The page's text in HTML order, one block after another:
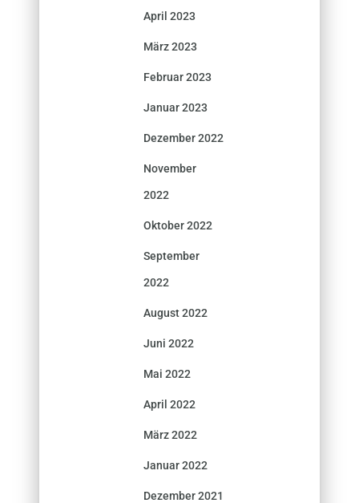
April 2023
März 2023
Februar 2023
Januar 2023
Dezember 2022
November
2022
Oktober 2022
September
2022
August 2022
Juni 2022
Mai 2022
April 2022
März 2022
Januar 2022
Dezember 2021